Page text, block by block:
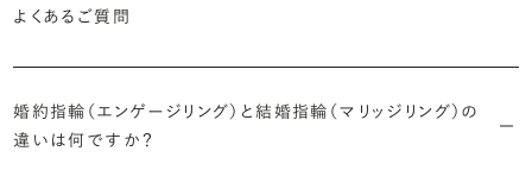
よくあるご質問
婚約指輪（エンゲージリング）と結婚指輪（マリッジリング）の
違いは何ですか？